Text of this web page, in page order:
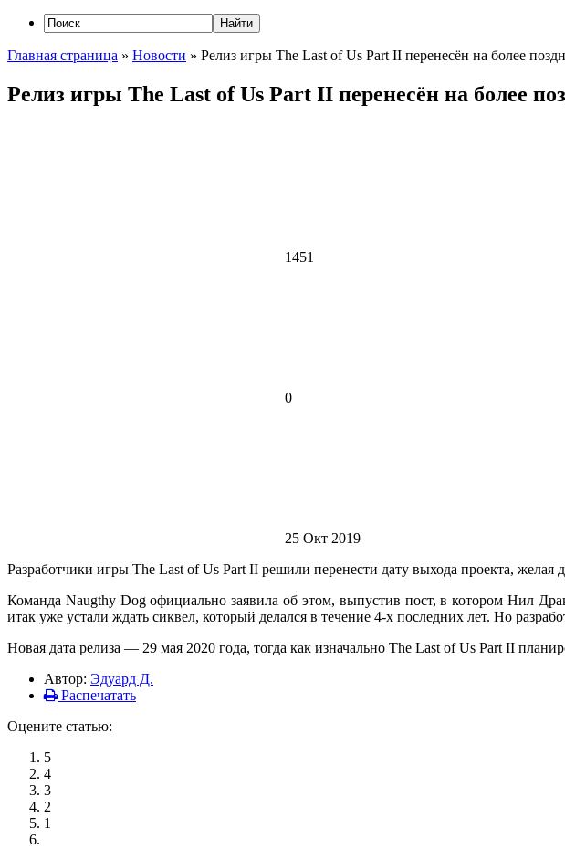
Главная страница » Новости » Релиз игры The Last of Us Part II перенесён на более
Релиз игры The Last of Us Part II перенесён на более
1451
0
25 Окт 2019
Разработчики игры The Last of Us Part II решили перенести дату выхода проекта, желая
Команда Naugthy Dog официально заявила об этом, выпустив пост, в котором Нил
итак уже устали ждать сиквел, который делался в течение 4-х последних лет. Но
Новая дата релиза — 29 мая 2020 года, тогда как изначально The Last of Us Part II
Автор: Эдуард Д.
Распечатать
Оцените статью:
5
4
3
2
1